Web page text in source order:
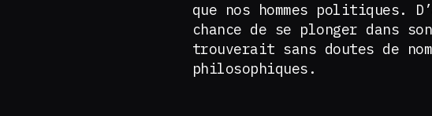
que nos hommes
chance de se plonger dans
trouverait sans doutes de
philosophiques.